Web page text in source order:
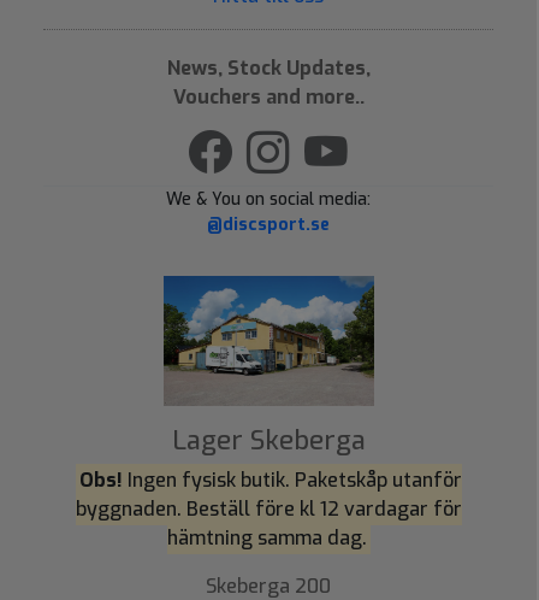
News, Stock Updates,
Vouchers and more..
We & You on social media:
@discsport.se
Lager Skeberga
Obs! Ingen fysisk butik. Paketskåp utanför
byggnaden. Beställ före kl 12 vardagar för
hämtning samma dag.
Skeberga 200